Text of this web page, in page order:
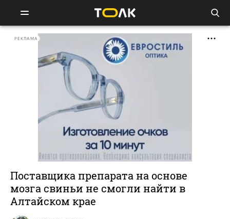
РЕКЛАМА
Поставщика препарата на основе
мозга свиньи не смогли найти в
Алтайском крае